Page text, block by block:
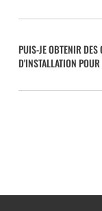
PUIS-JE OBTENIR DES
D'INSTALLATION